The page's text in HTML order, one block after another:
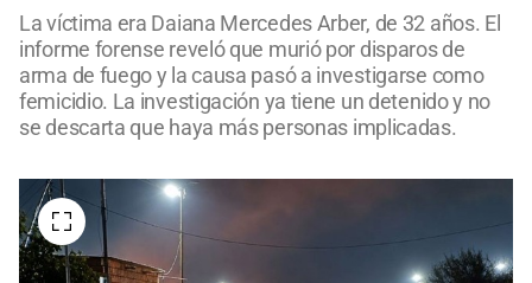
La víctima era Daiana Mercedes Arber, de 32 años. El
informe forense reveló que murió por disparos de
arma de fuego y la causa pasó a investigarse como
femicidio. La investigación ya tiene un detenido y no
se descarta que haya más personas implicadas.